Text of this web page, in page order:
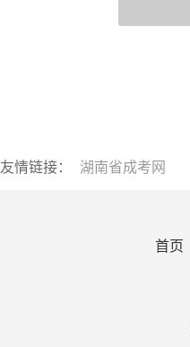
友情链接： 湖南省成考网
首页